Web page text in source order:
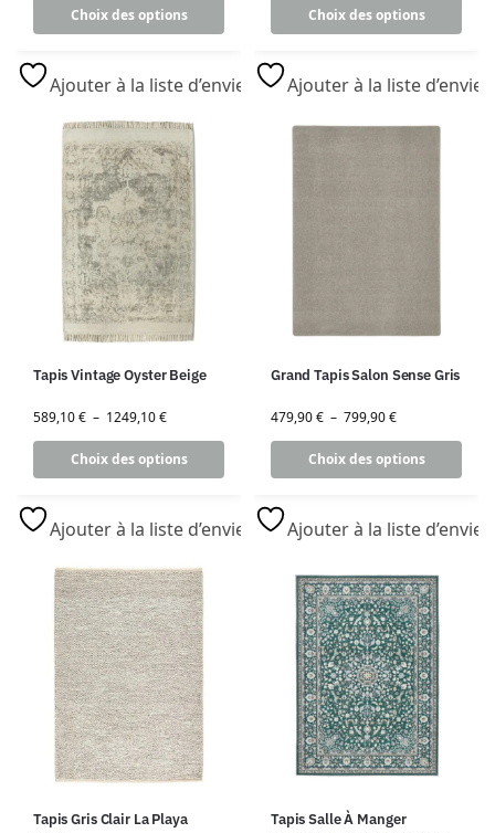
Choix des options
Ajouter à la liste d’envies
Choix des options
Ajouter à la liste d’envies
Tapis Vintage Oyster Beige
589,10€ – 1249,10€
Choix des options
Ajouter à la liste d’envies
Grand Tapis Salon Sense Gris
479,90€ – 799,90€
Choix des options
Ajouter à la liste d’envies
Tapis Gris Clair La Playa
Tapis Salle À Manger